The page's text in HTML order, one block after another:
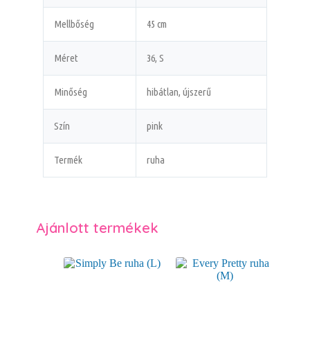
Mellbőség 45 cm
Méret 36, S
Minőség hibátlan, újszerű
Szín pink
Termék ruha
Ajánlott termékek